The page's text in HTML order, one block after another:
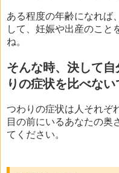
ある程度の年齢になれば
して、妊娠や出産のこと
ね。
そんな時、決して
りの症状を比べない
つわりの症状は人それぞ
目の前にいるあなたの奥
てください。